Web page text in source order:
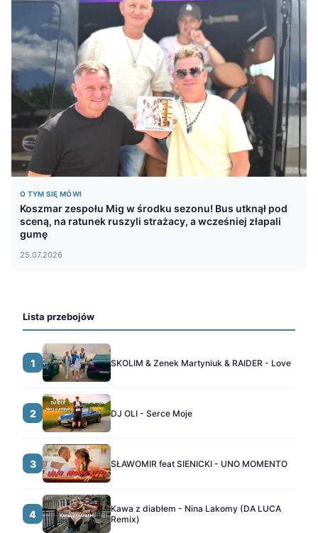
O TYM SIĘ MÓWI
Koszmar zespołu Mig w środku sezonu! Bus utknął pod
sceną, na ratunek ruszyli strażacy, a wcześniej złapali
gumę
25.07.2026
Lista przebojów
1 SKOLIM & Zenek Martyniuk & RAIDER - Love
2 DJ OLI - Serce Moje
3 SŁAWOMIR feat SIENICKI - UNO MOMENTO
4
Kawa z diabłem - Nina Lakomy (DA LUCA
Remix)